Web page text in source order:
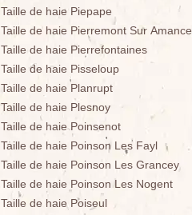
Taille de haie Piepape
Taille de haie Pierremont Sur Amance
Taille de haie Pierrefontaines
Taille de haie Pisseloup
Taille de haie Planrupt
Taille de haie Plesnoy
Taille de haie Poinsenot
Taille de haie Poinson Les Fayl
Taille de haie Poinson Les Grancey
Taille de haie Poinson Les Nogent
Taille de haie Poiseul